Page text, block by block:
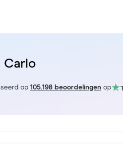
Carlo
op 105.198 beoordelingen op